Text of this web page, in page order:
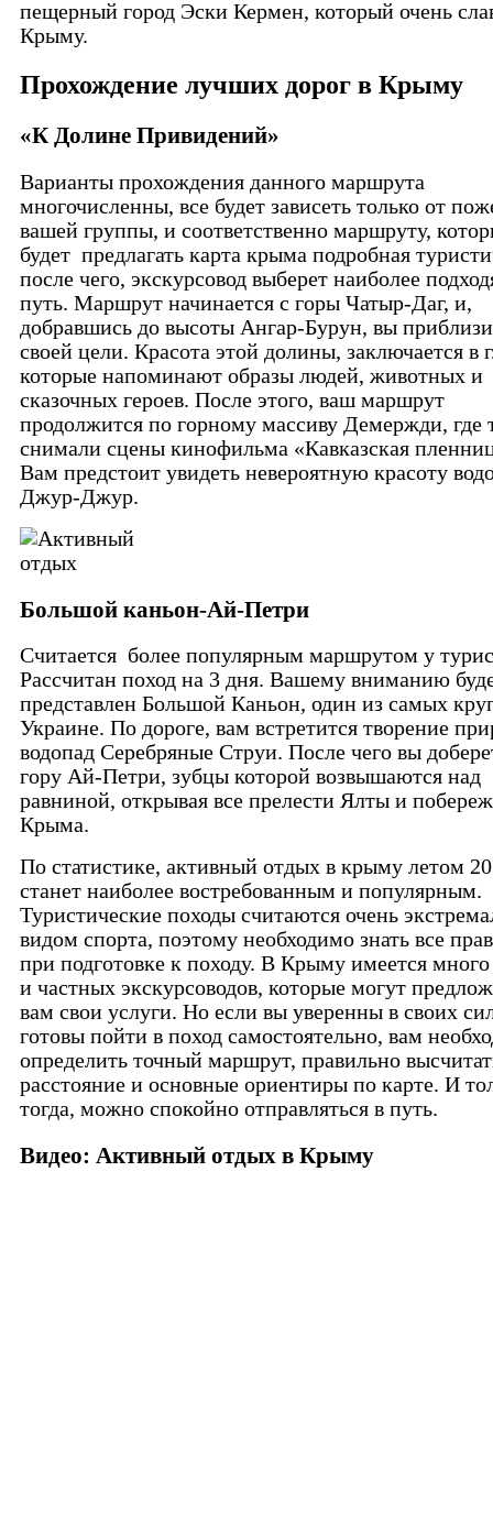
пещерный город Эски Кермен, который очень
Крыму.
Прохождение лучших дорог в Крыму
«К Долине Привидений»
Варианты прохождения данного маршрута
многочисленны, все будет зависеть только от
вашей группы, и соответственно маршруту,
будет предлагать карта крыма подробная
после чего, экскурсовод выберет наиболее
путь. Маршрут начинается с горы Чатыр-Даг, и,
добравшись до высоты Ангар-Бурун, вы
своей цели. Красота этой долины, заключается в
которые напоминают образы людей, животных и
сказочных героев. После этого, ваш маршрут
продолжится по горному массиву Демержди, где
снимали сцены кинофильма «Кавказская
Вам предстоит увидеть невероятную красоту
Джур-Джур.
Большой каньон-Ай-Петри
Считается более популярным маршрутом у
Рассчитан поход на 3 дня. Вашему вниманию
представлен Большой Каньон, один из самых
Украине. По дороге, вам встретится творение
водопад Серебряные Струи. После чего вы
гору Ай-Петри, зубцы которой возвышаются над
равниной, открывая все прелести Ялты и
Крыма.
По статистике, активный отдых в крыму летом
станет наиболее востребованным и популярным.
Туристические походы считаются очень
видом спорта, поэтому необходимо знать все
при подготовке к походу. В Крыму имеется
и частных экскурсоводов, которые могут
вам свои услуги. Но если вы уверенны в своих
готовы пойти в поход самостоятельно, вам
определить точный маршрут, правильно
расстояние и основные ориентиры по карте. И
тогда, можно спокойно отправляться в путь.
Видео: Активный отдых в Крыму